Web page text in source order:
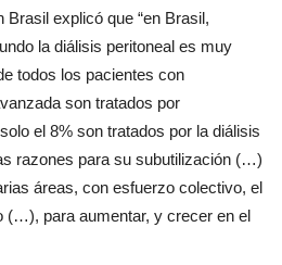
explicó que “en Brasil,
la diálisis peritoneal es muy
todos los pacientes con
son tratados por
el 8% son tratados por la diálisis
razones para su subutilización (…)
áreas, con esfuerzo colectivo, el
(…), para aumentar, y crecer en el